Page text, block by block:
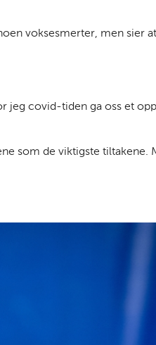
voksesmerter, men sier
jeg covid-tiden ga oss et
som de viktigste